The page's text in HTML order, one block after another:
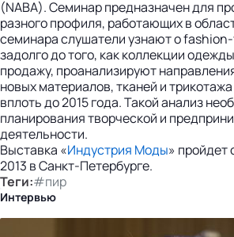
(NABA). Семинар предназначен для
разного профиля, работающих в
семинара слушатели узнают о
задолго до того, как коллекции
продажу, проанализируют
новых материалов, тканей и
вплоть до 2015 года. Такой анализ
планирования творческой и
деятельности.
Выставка «Индустрия Моды» пройдет
2013 в Санкт-Петербурге.
Теги:#пир
Интервью